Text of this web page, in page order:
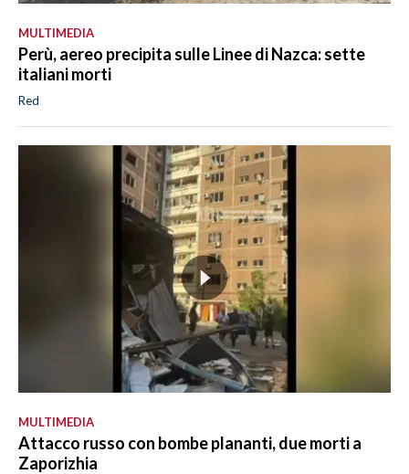
MULTIMEDIA
Perù, aereo precipita sulle Linee di Nazca: sette
italiani morti
Red
MULTIMEDIA
Attacco russo con bombe plananti, due morti a
Zaporizhia